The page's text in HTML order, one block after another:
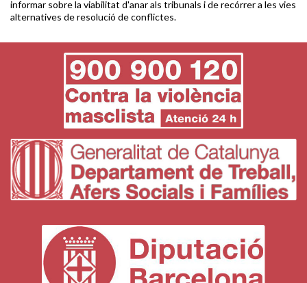
informar sobre la viabilitat d'anar als tribunals i de recórrer a les vies
alternatives de resolució de conflictes.